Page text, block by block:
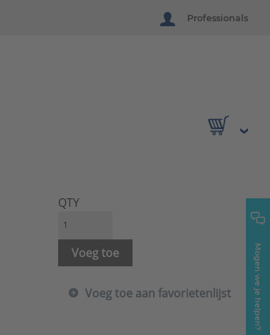
Professionals
Mogen we je helpen?
QTY
Voeg toe
Voeg toe aan favorietenlijst